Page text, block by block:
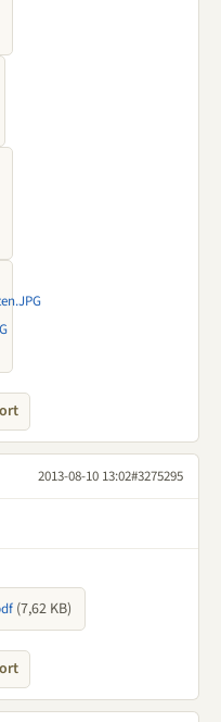
2013-08-10 13:02#3275295
(7,62 KB)